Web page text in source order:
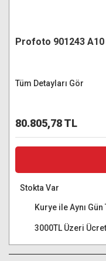
Profoto 901243
Tüm Detayları Gör
80.805,78 TL
Stokta Var
Kurye ile Aynı
3000TL Üzeri